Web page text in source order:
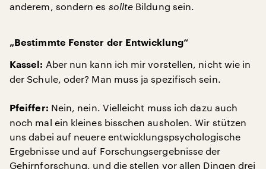
anderem, sondern es sollte Bildung sein.
„Bestimmte Fenster der Entwicklung“
Kassel: Aber nun kann ich mir vorstellen, nicht wie in
der Schule, oder? Man muss ja spezifisch sein.
Pfeiffer: Nein, nein. Vielleicht muss ich dazu auch
noch mal ein kleines bisschen ausholen. Wir stützen
uns dabei auf neuere entwicklungspsychologische
Ergebnisse und auf Forschungsergebnisse der
Gehirnforschung, und die stellen vor allen Dingen drei